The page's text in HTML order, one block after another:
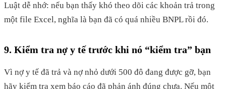
Luật dễ nhớ: nếu bạn thấy khó theo dõi các khoản trả trong
một file Excel, nghĩa là bạn đã có quá nhiều BNPL rồi đó.
9. Kiểm tra nợ y tế trước khi nó “kiểm tra” bạn
Vì nợ y tế đã trả và nợ nhỏ dưới 500 đô đang được gỡ, bạn
hãy kiểm tra xem báo cáo đã phản ánh đúng chưa. Nếu một